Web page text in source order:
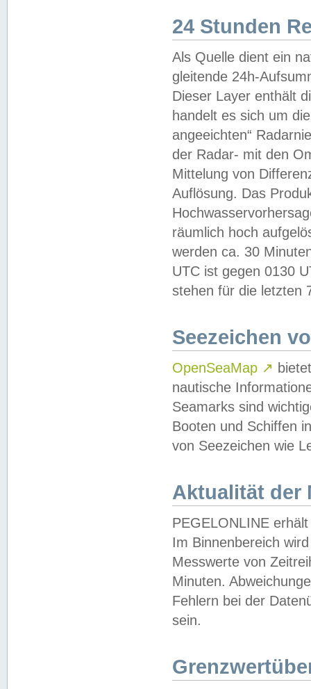
24 Stunden
Als Quelle dient ein
gleitende 24h-
Dieser Layer enthält
handelt es sich um
angeeichten“
der Radar- mit den
Mittelung von
Auflösung. Das
räumlich hoch
werden ca. 30
UTC ist gegen 0130
stehen für die letzten
Seezeichen
OpenSeaMap ↗
nautische
Seamarks sind
Booten und Schiffen
von Seezeichen wie
Aktualität der
PEGELONLINE
Im Binnenbereich
Messwerte von
Minuten.
Fehlern bei der
sein.